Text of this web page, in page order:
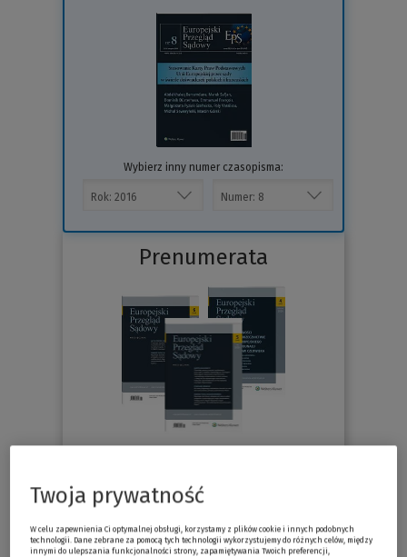
(Link
do
innej
Wybierz inny numer czasopisma:
Prenumerata
Twoja prywatność
W celu zapewnienia Ci optymalnej obsługi, korzystamy z plików cookie i innych podobnych
technologii. Dane zebrane za pomocą tych technologii wykorzystujemy do różnych celów, między
innymi do ulepszania funkcjonalności strony, zapamiętywania Twoich preferencji,